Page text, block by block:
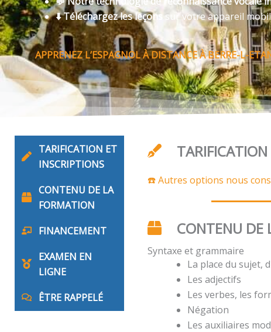
⬇️ Téléchargez les leçons sur votre appareil
APPRENEZ L’ESPAGNOL À DISTANCE À BERRE-L-
TARIFICATION ET
INSCRIPTIONS
CONTENU DE LA
FORMATION
FINANCEMENT
EXAMEN EN
LIGNE
ÊTRE RAPPELÉ
☎️ Autres options nous
CONTENU DE
Syntaxe et grammaire
La place du sujet,
Les adjectifs
Les verbes, les
Négation
Les auxiliaires